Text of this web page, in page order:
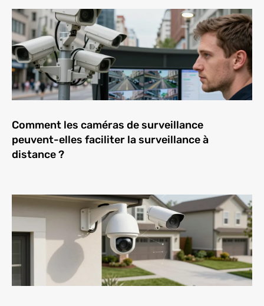
Comment les caméras de surveillance
peuvent-elles faciliter la surveillance à
distance ?